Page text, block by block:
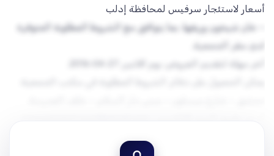
أسعار لاستئجار سرفيس لمحافظة إدلب
– خان شيخون وريفها، بما يتوافق مع الشروط المطلوبة المتوفرة